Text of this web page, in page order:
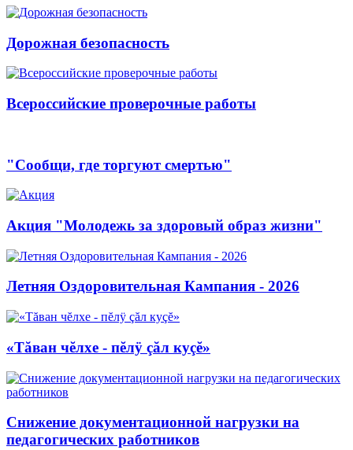
Дорожная безопасность
Всероссийские проверочные работы
"Сообщи, где торгуют смертью"
Акция "Молодежь за здоровый образ жизни"
Летняя Оздоровительная Кампания - 2026
«Тăван чĕлхе - пĕлÿ çăл куçĕ»
Снижение документационной нагрузки на
педагогических работников